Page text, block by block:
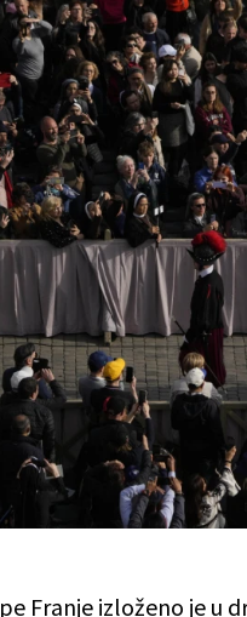
Franje izloženo je u